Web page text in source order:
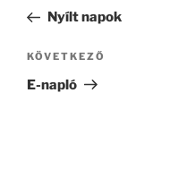
bejegyzés
Nyílt napok
Következő
bejegyzés
KÖVETKEZŐ
E-napló